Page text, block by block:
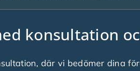
konsultation
där vi bedömer dina